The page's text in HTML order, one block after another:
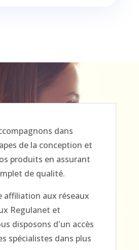
dans
de la conception et
produits en assurant
de qualité.
affiliation aux réseaux
Regulanet et
disposons d'un accès
spécialistes dans plus